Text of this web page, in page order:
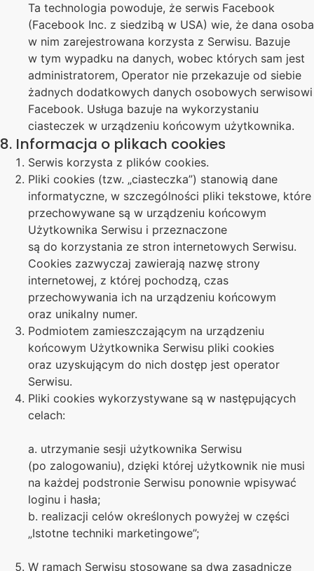
Ta technologia powoduje, że serwis Facebook
(Facebook Inc. z siedzibą w USA) wie, że dana osoba
w nim zarejestrowana korzysta z Serwisu. Bazuje
w tym wypadku na danych, wobec których sam jest
administratorem, Operator nie przekazuje od siebie
żadnych dodatkowych danych osobowych serwisowi
Facebook. Usługa bazuje na wykorzystaniu
ciasteczek w urządzeniu końcowym użytkownika.
8. Informacja o plikach cookies
Serwis korzysta z plików cookies.
Pliki cookies (tzw. „ciasteczka”) stanowią dane
informatyczne, w szczególności pliki tekstowe, które
przechowywane są w urządzeniu końcowym
Użytkownika Serwisu i przeznaczone
są do korzystania ze stron internetowych Serwisu.
Cookies zazwyczaj zawierają nazwę strony
internetowej, z której pochodzą, czas
przechowywania ich na urządzeniu końcowym
oraz unikalny numer.
Podmiotem zamieszczającym na urządzeniu
końcowym Użytkownika Serwisu pliki cookies
oraz uzyskującym do nich dostęp jest operator
Serwisu.
Pliki cookies wykorzystywane są w następujących
celach:
a. utrzymanie sesji użytkownika Serwisu
(po zalogowaniu), dzięki której użytkownik nie musi
na każdej podstronie Serwisu ponownie wpisywać
loginu i hasła;
b. realizacji celów określonych powyżej w części
„Istotne techniki marketingowe”;
W ramach Serwisu stosowane są dwa zasadnicze